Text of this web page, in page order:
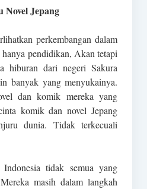
Novel Jepang
perkembangan dalam
pendidikan, Akan tetapi
hiburan dari negeri Sakura
banyak yang menyukainya.
dan komik mereka yang
komik dan novel Jepang
dunia. Tidak terkecuali
tidak semua yang
masih dalam langkah